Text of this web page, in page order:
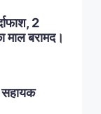
2
माल बरामद।
सहायक